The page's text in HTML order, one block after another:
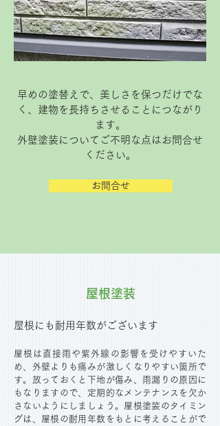
早めの塗替えで、美しさを保つだけでな
く、建物を長持ちさせることにつながり
ます。
外壁塗装についてご不明な点はお問合せ
ください。
お問合せ
屋根塗装
屋根にも耐用年数がございます
屋根は直接雨や紫外線の影響を受けやすいた
め、外壁よりも痛みが激しくなりやすい箇所で
す。放っておくと下地が傷み、雨漏りの原因に
もなりますので、定期的なメンテナンスを欠か
さないようにしましょう。屋根塗装のタイミン
グは、屋根の耐用年数をもとに考えることがで